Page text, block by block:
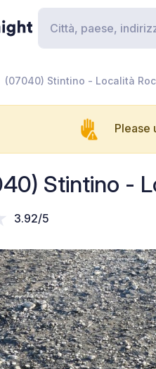
(07040) Stintino - Località
Please
Stintino -
3.92/5